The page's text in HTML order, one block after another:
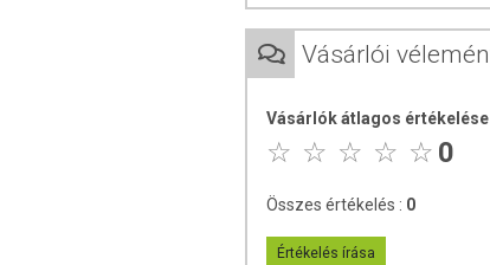
Előnyös felhasználása:
A májzsugorodás és az idült
és regenerálása. A flakon
helyre, és tartsa gyermekektől
Felhasznált részei:
szilimarin, telítetlen
Vásárlói
Vásárlók átlagos értékelése
0
Összes értékelés : 0
Értékelés írása